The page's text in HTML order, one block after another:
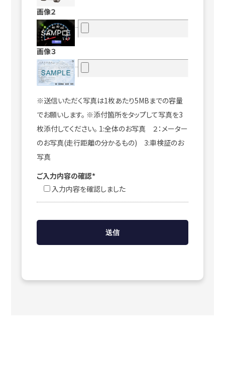
画像２
画像３
※送信いただく写真は1枚あたり5MBまでの容量
でお願いします。 ※添付箇所をタップして写真を3
枚添付してください。 1:全体のお写真 ２：メーター
のお写真(走行距離の分かるもの) 3:車検証のお
写真
ご入力内容の確認*
入力内容を確認しました